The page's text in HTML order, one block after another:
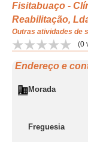
Fisitabuaço -
Reabilitação,
Outras atividades de
(0
Endereço e
Morada
Freguesia